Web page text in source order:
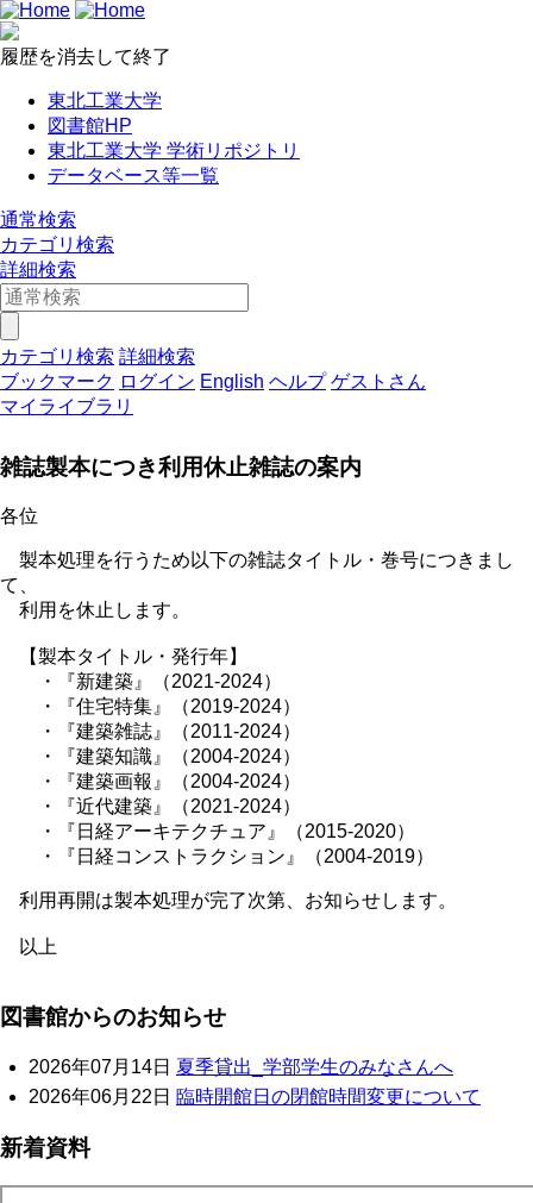
履歴を消去して終了
東北工業大学
図書館HP
東北工業大学 学術リポジトリ
データベース等一覧
通常検索
カテゴリ検索
詳細検索
カテゴリ検索 詳細検索
ブックマーク ログイン English ヘルプ ゲストさん
マイライブラリ
雑誌製本につき利用休止雑誌の案内
各位
製本処理を行うため以下の雑誌タイトル・巻号につきまし
て、
利用を休止します。
【製本タイトル・発行年】
・『新建築』（2021-2024）
・『住宅特集』（2019-2024）
・『建築雑誌』（2011-2024）
・『建築知識』（2004-2024）
・『建築画報』（2004-2024）
・『近代建築』（2021-2024）
・『日経アーキテクチュア』（2015-2020）
・『日経コンストラクション』（2004-2019）
利用再開は製本処理が完了次第、お知らせします。
以上
図書館からのお知らせ
2026年07月14日 夏季貸出_学部学生のみなさんへ
2026年06月22日 臨時開館日の閉館時間変更について
新着資料